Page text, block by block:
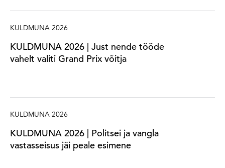
KULDMUNA 2026
KULDMUNA 2026 | Just nende tööde
vahelt valiti Grand Prix võitja
KULDMUNA 2026
KULDMUNA 2026 | Politsei ja vangla
vastasseisus jäi peale esimene